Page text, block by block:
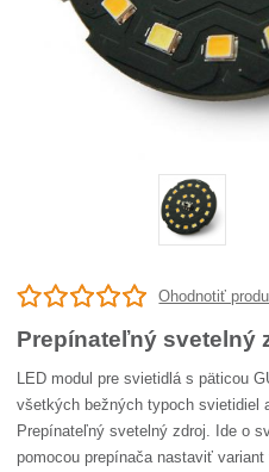
Ohodnotiť
Prepínateľný svetelný
LED modul pre svietidlá s päticou
všetkých bežných typoch svietidiel
Prepínateľný svetelný zdroj. Ide o
pomocou prepínača nastaviť variant